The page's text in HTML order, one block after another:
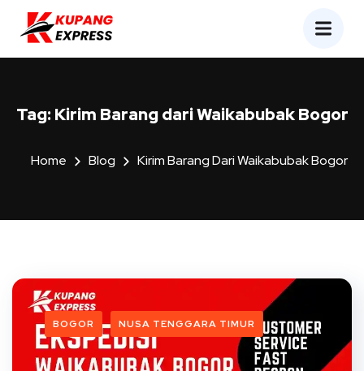
Tag: Kirim Barang dari Waikabubak Bogor
Home Blog Kirim Barang Dari Waikabubak Bogor
BOGOR NUSA TENGGARA TIMUR